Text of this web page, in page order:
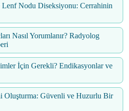
Nodu Diseksiyonu: Cerrahinin
Nasıl Yorumlanır? Radyolog
İçin Gerekli? Endikasyonlar ve
Oluşturma: Güvenli ve Huzurlu Bir